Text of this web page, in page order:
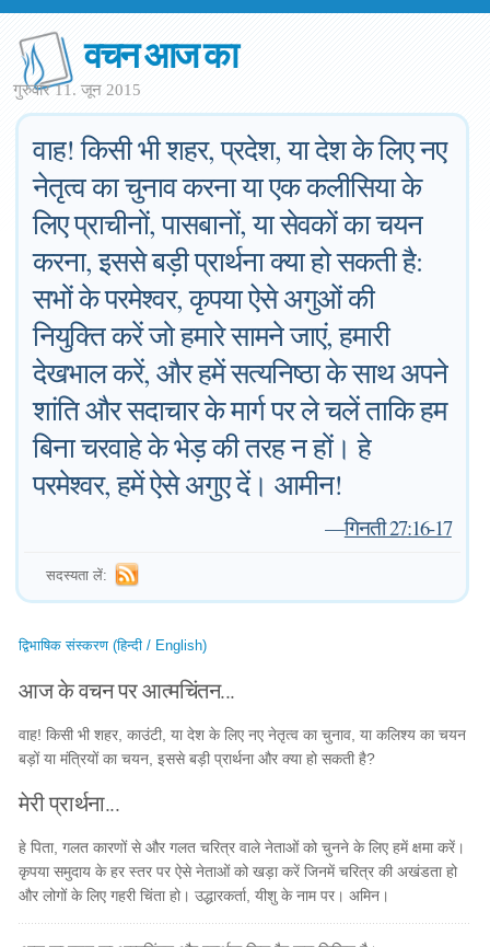
वचन आज का
गुरुवार 11. जून 2015
वाह! किसी भी शहर, प्रदेश, या देश के लिए नए
नेतृत्व का चुनाव करना या एक कलीसिया के
लिए प्राचीनों, पासबानों, या सेवकों का चयन
करना, इससे बड़ी प्रार्थना क्या हो सकती है:
सभों के परमेश्वर, कृपया ऐसे अगुओं की
नियुक्ति करें जो हमारे सामने जाएं, हमारी
देखभाल करें, और हमें सत्यनिष्ठा के साथ अपने
शांति और सदाचार के मार्ग पर ले चलें ताकि हम
बिना चरवाहे के भेड़ की तरह न हों। हे
परमेश्वर, हमें ऐसे अगुए दें। आमीन!
—गिनती 27:16-17
सदस्यता लें:
द्विभाषिक संस्करण (हिन्दी / English)
आज के वचन पर आत्मचिंतन...
वाह! किसी भी शहर, काउंटी, या देश के लिए नए नेतृत्व का चुनाव, या कलिश्य का चयन
बड़ों या मंत्रियों का चयन, इससे बड़ी प्रार्थना और क्या हो सकती है?
मेरी प्रार्थना...
हे पिता, गलत कारणों से और गलत चरित्र वाले नेताओं को चुनने के लिए हमें क्षमा करें।
कृपया समुदाय के हर स्तर पर ऐसे नेताओं को खड़ा करें जिनमें चरित्र की अखंडता हो
और लोगों के लिए गहरी चिंता हो। उद्धारकर्ता, यीशु के नाम पर। अमिन।